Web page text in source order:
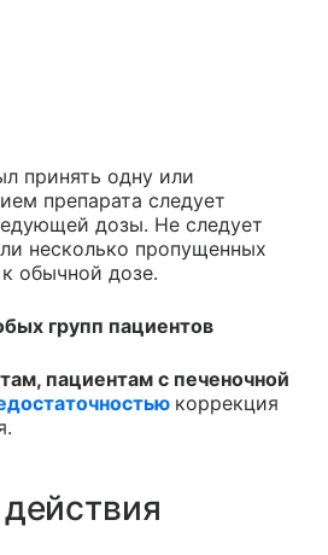
принять одну или
препарата следует
дозы. Не следует
несколько пропущенных
обычной дозе.
групп пациентов
пациентам с печеночной
коррекция